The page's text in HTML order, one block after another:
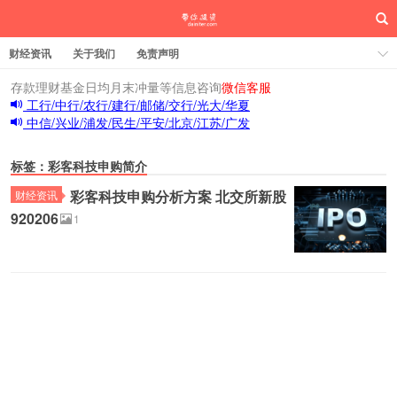
财经资讯 关于我们 免责声明
存款理财基金日均月末冲量等信息咨询微信客服
工行/中行/农行/建行/邮储/交行/光大/华夏
中信/兴业/浦发/民生/平安/北京/江苏/广发
标签：彩客科技申购简介
财经资讯
彩客科技申购分析方案 北交所新股
920206
1